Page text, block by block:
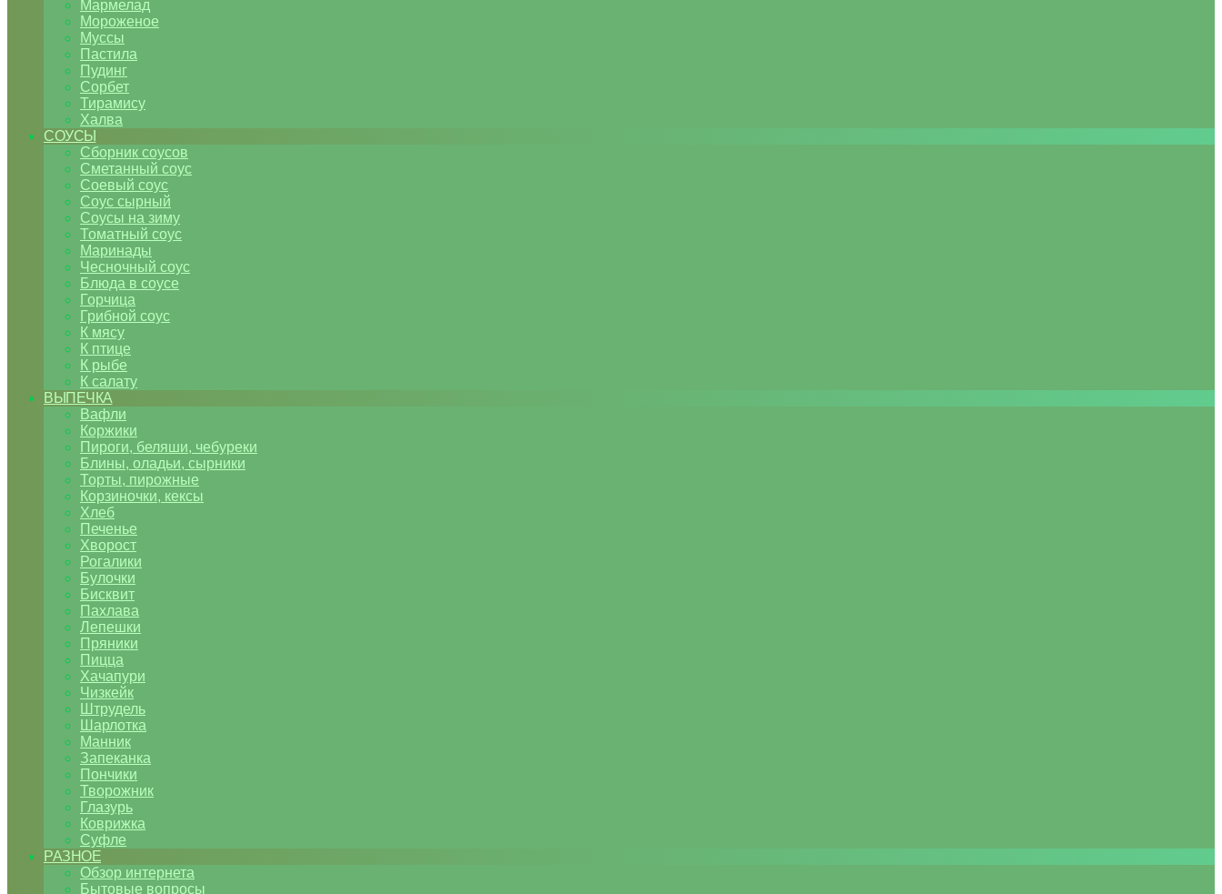
Мармелад
Мороженое
Муссы
Пастила
Пудинг
Сорбет
Тирамису
Халва
СОУСЫ
Сборник соусов
Сметанный соус
Соевый соус
Соус сырный
Соусы на зиму
Томатный соус
Маринады
Чесночный соус
Блюда в соусе
Горчица
Грибной соус
К мясу
К птице
К рыбе
К салату
ВЫПЕЧКА
Вафли
Коржики
Пироги, беляши, чебуреки
Блины, оладьи, сырники
Торты, пирожные
Корзиночки, кексы
Хлеб
Печенье
Хворост
Рогалики
Булочки
Бисквит
Пахлава
Лепешки
Пряники
Пицца
Хачапури
Чизкейк
Штрудель
Шарлотка
Манник
Запеканка
Пончики
Творожник
Глазурь
Коврижка
Суфле
РАЗНОЕ
Обзор интернета
Бытовые вопросы